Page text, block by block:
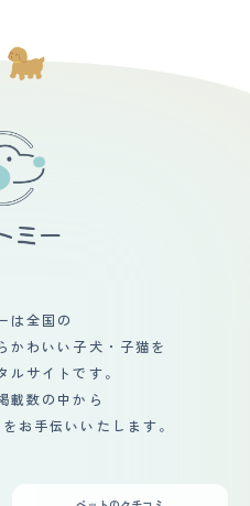
は全国の
かわいい子犬・子猫を
ルサイトです。
載数の中から
お手伝いいたします。